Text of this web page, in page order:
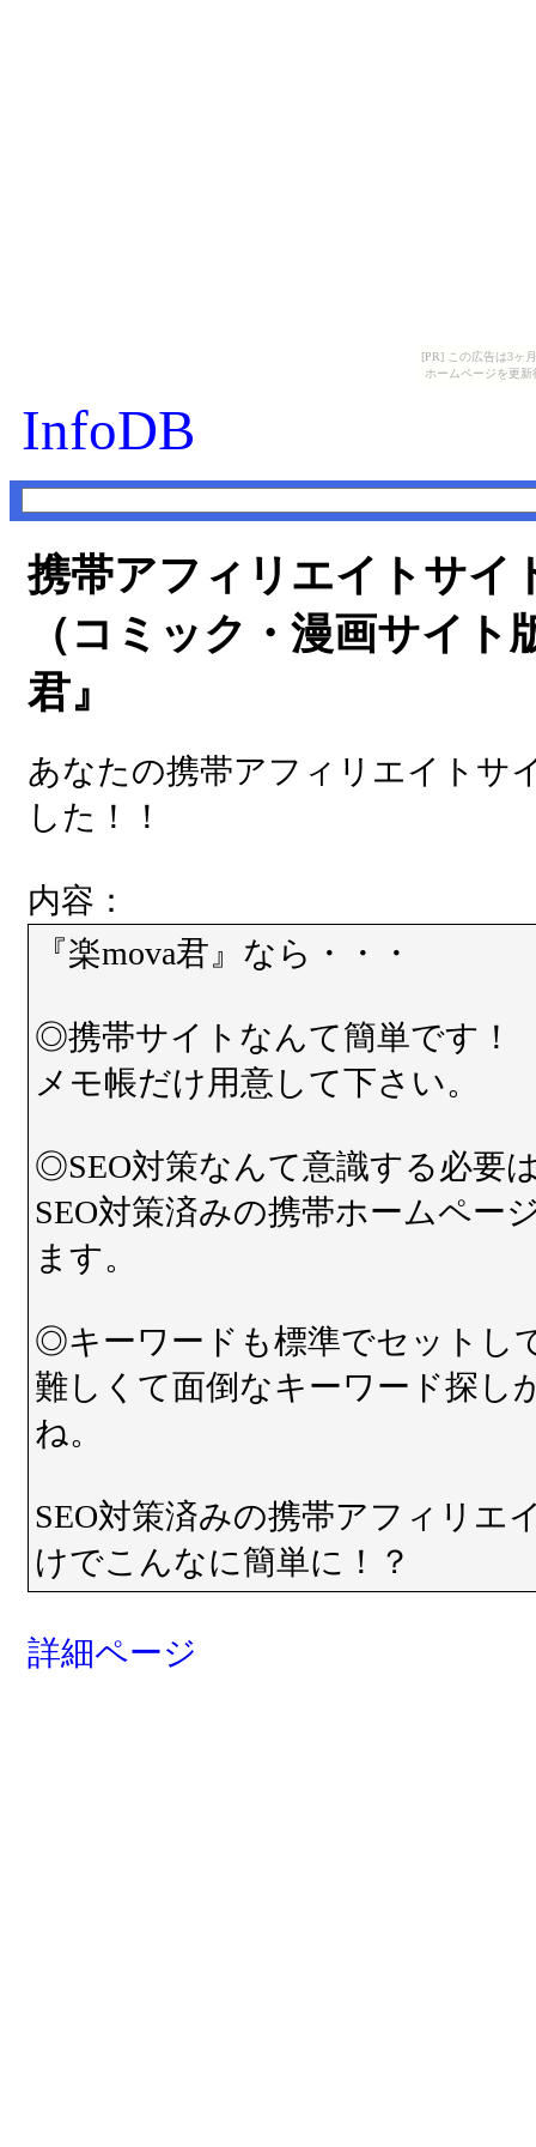
[PR] この広告は3ヶ
ホームページを更
InfoDB
携帯アフィリエイトサイ
（コミック・漫画サイト
君』
あなたの携帯アフィリエイトサ
した！！
内容：
『楽mova君』なら・・・
◎携帯サイトなんて簡単です！
メモ帳だけ用意して下さい。
◎SEO対策なんて意識する必要
SEO対策済みの携帯ホームペー
ます。
◎キーワードも標準でセットし
難しくて面倒なキーワード探し
ね。
SEO対策済みの携帯アフィリエ
けでこんなに簡単に！？
詳細ページ